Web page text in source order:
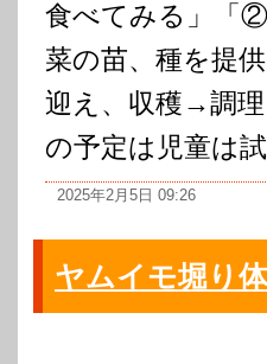
食べてみる」「
菜の苗、種を提
迎え、収穫→調
の予定は児童は
2025年2月5日 09:26
ヤムイモ堀り